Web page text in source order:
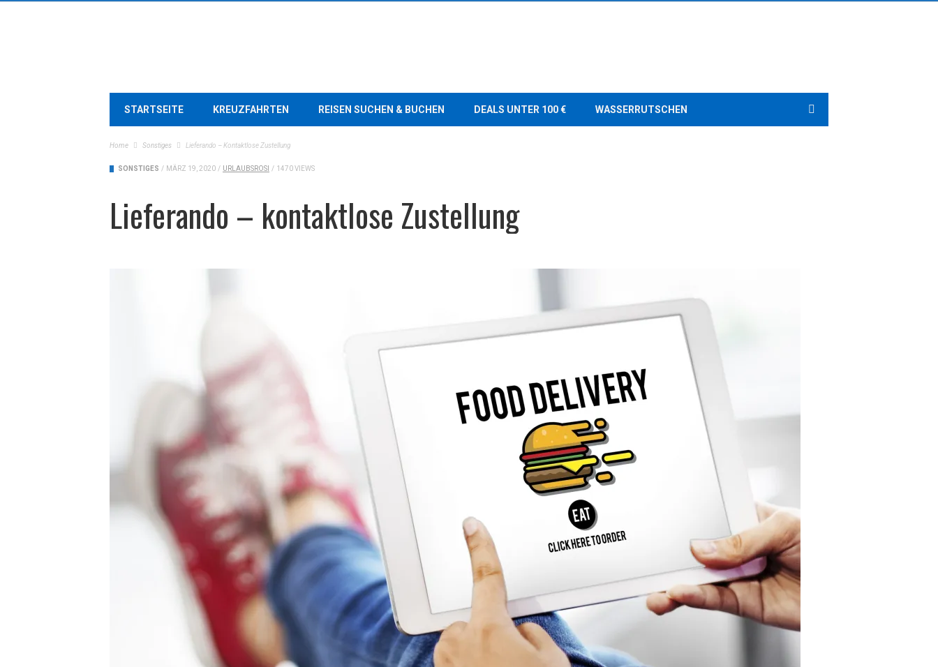
STARTSEITE KREUZFAHRTEN REISEN SUCHEN & BUCHEN DEALS UNTER 100 € WASSERRUTSCHEN
Home Sonstiges Lieferando – Kontaktlose Zustellung
SONSTIGES / MÄRZ 19, 2020 / URLAUBSROSI / 1470 VIEWS
Lieferando – kontaktlose Zustellung